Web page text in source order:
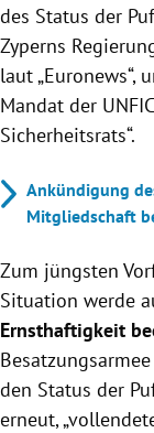
des Status der
Zyperns
laut „Euronews“,
Mandat der
Sicherheitsrats“.
Ankündigung
Mitgliedschaft
Zum jüngsten
Situation werde
Ernsthaftigkeit
den Status der
erneut,